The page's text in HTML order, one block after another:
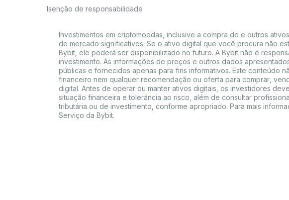
Isenção de responsabilidade
Investimentos em criptomoedas, inclusive a compra de e outros
de mercado significativos. Se o ativo digital que você procura não
Bybit, ele poderá ser disponibilizado no futuro. A Bybit não é
investimento. As informações de preços e outros dados
públicas e fornecidos apenas para fins informativos. Este conteúdo
financeiro nem qualquer recomendação ou oferta para comprar,
digital. Antes de operar ou manter ativos digitais, os investidores
situação financeira e tolerância ao risco, além de consultar
tributária ou de investimento, conforme apropriado. Para mais
Serviço da Bybit.